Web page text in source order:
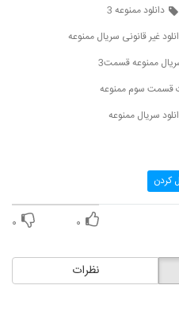
دانلود ممنوعه 3
غیر قانونی سریال ممنوعه
ممنوعه قسمت3
قسمت سوم ممنوعه
سریال ممنوعه
کردن
۰ ۰
نظرات